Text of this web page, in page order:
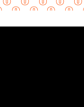
mismos nos